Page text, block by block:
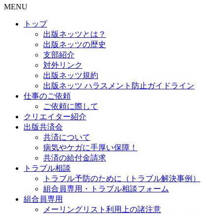
MENU
トップ
出版ネッツとは？
出版ネッツの歴史
支部紹介
対外リンク
出版ネッツ規約
出版ネッツ ハラスメント防止ガイドライン
仕事のご依頼
ご依頼に際して
クリエイター紹介
出版共済会
共済について
病気やケガに手厚い保障！
共済の給付金請求
トラブル相談
トラブル予防のために（トラブル解決事例）
組合員専用・トラブル相談フォーム
組合員専用
メーリングリスト利用上の諸注意